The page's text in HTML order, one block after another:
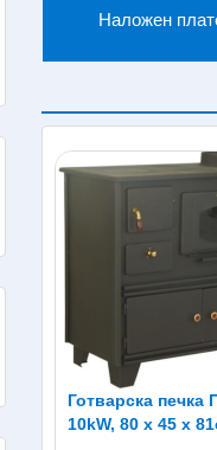
бъдат актуални.
недостатъци на
Енергийна
наличието
Финансова
особено в
отопление,
и готвене в
в
емисии на
Топлинен
създава
Дълъг
Наложен
Готварска печка
10kW, 80 х 45 х 81см, с